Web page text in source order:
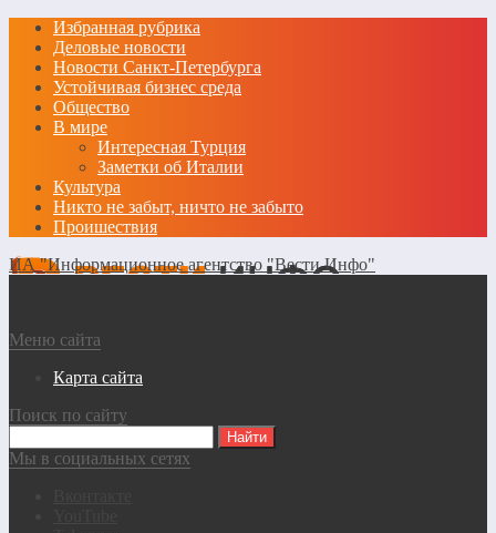
Избранная рубрика
Деловые новости
Новости Санкт-Петербурга
Устойчивая бизнес среда
Общество
В мире
Интересная Турция
Заметки об Италии
Культура
Никто не забыт, ничто не забыто
Проишествия
ИА "Информационное агентство "Вести Инфо"
Меню сайта
Карта сайта
Поиск по сайту
Мы в социальных сетях